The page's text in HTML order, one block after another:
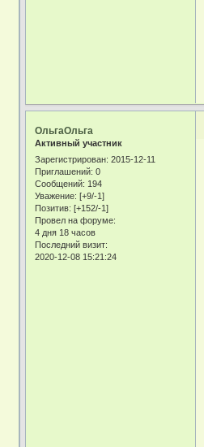
ОльгаОльга
Активный участник
Зарегистрирован: 2015-12-11
Приглашений: 0
Сообщений: 194
Уважение: [+9/-1]
Позитив: [+152/-1]
Провел на форуме:
4 дня 18 часов
Последний визит:
2020-12-08 15:21:24